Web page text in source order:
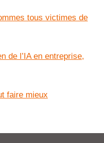
tous victimes de
de l’IA en entreprise,
faire mieux